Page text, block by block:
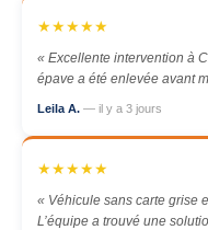
★★★★★
« Excellente intervention à
épave a été enlevée avant
Leila A. — il y a 3 jours
★★★★★
« Véhicule sans carte grise
L’équipe a trouvé une